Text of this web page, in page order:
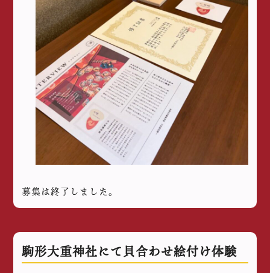
募集は終了しました。
駒形大重神社にて貝合わせ絵付け体験